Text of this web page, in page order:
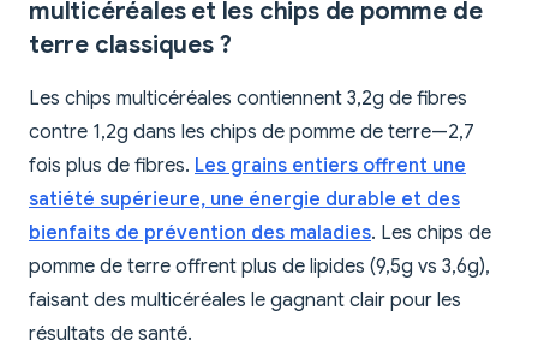
multicéréales et les chips de pomme de
terre classiques ?
Les chips multicéréales contiennent 3,2g de fibres
contre 1,2g dans les chips de pomme de terre—2,7
fois plus de fibres. Les grains entiers offrent une
satiété supérieure, une énergie durable et des
bienfaits de prévention des maladies. Les chips de
pomme de terre offrent plus de lipides (9,5g vs 3,6g),
faisant des multicéréales le gagnant clair pour les
résultats de santé.